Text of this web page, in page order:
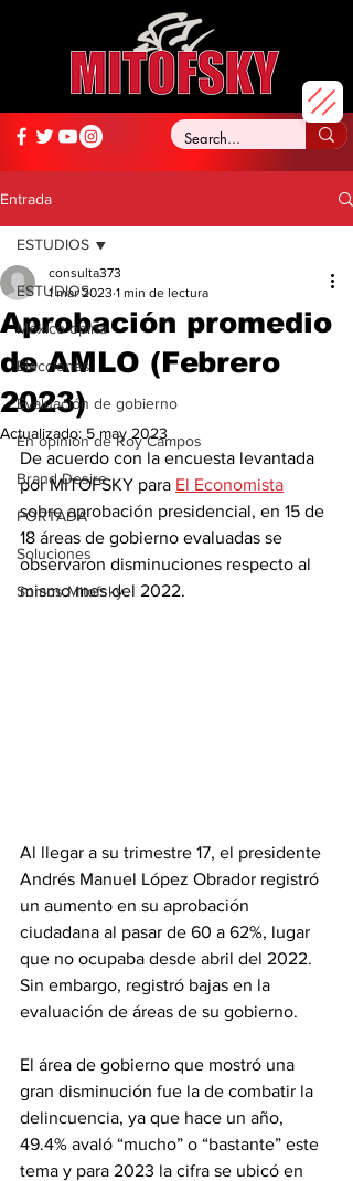
Entrada
ESTUDIOS
México opina
Elecciones
Evaluación de gobierno
En opinión de Roy Campos
Brand Desire
PORTADA
Soluciones
Somos Mitofsky
ESTUDIOS
Aprobación promedio
de AMLO (Febrero
2023)
consulta373
1 mar 2023 1 min de lectura
Actualizado: 5 may 2023
De acuerdo con la encuesta levantada
por MITOFSKY para El Economista
sobre aprobación presidencial, en 15 de
18 áreas de gobierno evaluadas se
observaron disminuciones respecto al
mismo mes del 2022.
Al llegar a su trimestre 17, el presidente
Andrés Manuel López Obrador registró
un aumento en su aprobación
ciudadana al pasar de 60 a 62%, lugar
que no ocupaba desde abril del 2022.
Sin embargo, registró bajas en la
evaluación de áreas de su gobierno.
El área de gobierno que mostró una
gran disminución fue la de combatir la
delincuencia, ya que hace un año,
49.4% avaló “mucho” o “bastante” este
tema y para 2023 la cifra se ubicó en